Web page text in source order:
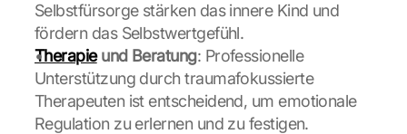
Selbstfürsorge stärken das innere Kind und
fördern das Selbstwertgefühl.
Therapie und Beratung: Professionelle
Unterstützung durch traumafokussierte
Therapeuten ist entscheidend, um emotionale
Regulation zu erlernen und zu festigen.